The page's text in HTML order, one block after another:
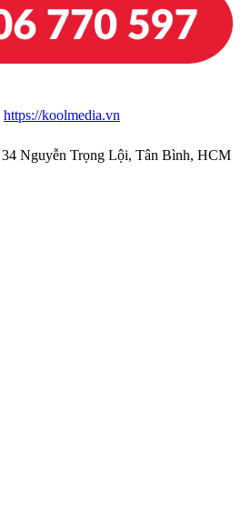
https://koolmedia.vn
34 Nguyễn Trọng Lội, Tân Bình, HCM